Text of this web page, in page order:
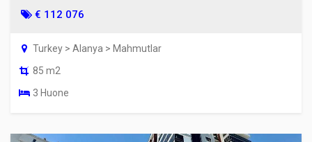
€ 112 076
Turkey > Alanya > Mahmutlar
85 m2
3 Huone